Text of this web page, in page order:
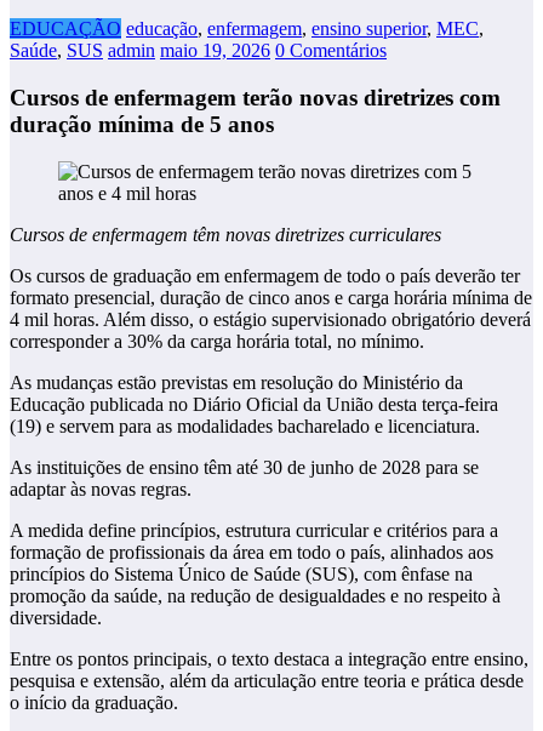
EDUCAÇÃO educação, enfermagem, ensino superior, MEC,
Saúde, SUS admin maio 19, 2026 0 Comentários
Cursos de enfermagem terão novas diretrizes com
duração mínima de 5 anos
Cursos de enfermagem têm novas diretrizes curriculares
Os cursos de graduação em enfermagem de todo o país deverão ter
formato presencial, duração de cinco anos e carga horária mínima de
4 mil horas. Além disso, o estágio supervisionado obrigatório deverá
corresponder a 30% da carga horária total, no mínimo.
As mudanças estão previstas em resolução do Ministério da
Educação publicada no Diário Oficial da União desta terça-feira
(19) e servem para as modalidades bacharelado e licenciatura.
As instituições de ensino têm até 30 de junho de 2028 para se
adaptar às novas regras.
A medida define princípios, estrutura curricular e critérios para a
formação de profissionais da área em todo o país, alinhados aos
princípios do Sistema Único de Saúde (SUS), com ênfase na
promoção da saúde, na redução de desigualdades e no respeito à
diversidade.
Entre os pontos principais, o texto destaca a integração entre ensino,
pesquisa e extensão, além da articulação entre teoria e prática desde
o início da graduação.